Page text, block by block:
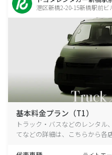
港区新橋2-20-15新橋駅前
基本料金プラン（T1）
トラック・バスなどのレンタ
てなどの詳細は、こちらから各